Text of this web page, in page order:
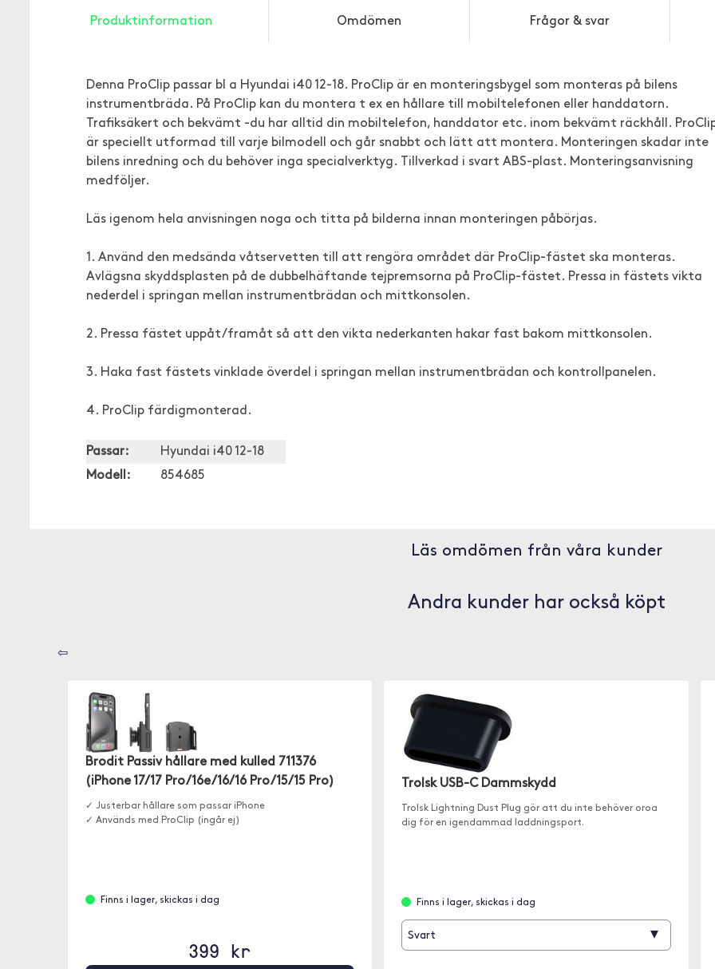
Produktinformation Omdömen Frågor & svar
Denna ProClip passar bl a Hyundai i40 12-18. ProClip är en monteringsbygel som monteras på bilens
instrumentbräda. På ProClip kan du montera t ex en hållare till mobiltelefonen eller handdatorn.
Trafiksäkert och bekvämt -du har alltid din mobiltelefon, handdator etc. inom bekvämt räckhåll.
är speciellt utformad till varje bilmodell och går snabbt och lätt att montera. Monteringen skadar inte
bilens inredning och du behöver inga specialverktyg. Tillverkad i svart ABS-plast. Monteringsanvisning
medföljer.
Läs igenom hela anvisningen noga och titta på bilderna innan monteringen påbörjas.
1. Använd den medsända våtservetten till att rengöra området där ProClip-fästet ska monteras.
Avlägsna skyddsplasten på de dubbelhäftande tejpremsorna på ProClip-fästet. Pressa in fästets vikta
nederdel i springan mellan instrumentbrädan och mittkonsolen.
2. Pressa fästet uppåt/framåt så att den vikta nederkanten hakar fast bakom mittkonsolen.
3. Haka fast fästets vinklade överdel i springan mellan instrumentbrädan och kontrollpanelen.
4. ProClip färdigmonterad.
Passar:
Hyundai i40 12-18
Modell:
854685
Läs omdömen från våra kunder
Andra kunder har också köpt
⇦
Brodit Passiv hållare med kulled 711376
(iPhone 17/17 Pro/16e/16/16 Pro/15/15 Pro)
✓ Justerbar hållare som passar iPhone
✓ Används med ProClip (ingår ej)
Finns i lager, skickas i dag
399 kr
Trolsk USB-C Dammskydd
Trolsk Lightning Dust Plug gör att du inte behöver oroa
dig för en igendammad laddningsport.
Finns i lager, skickas i dag
Svart ▾